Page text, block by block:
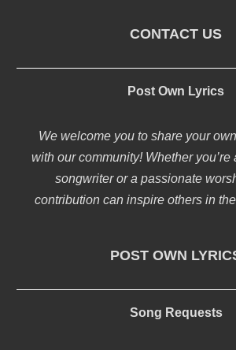
CONTACT US
Post Own Lyrics
We welcome you to share your
with our community! Whether
songwriter or a passionate
contribution can inspire others in
POST OWN
Song Requests